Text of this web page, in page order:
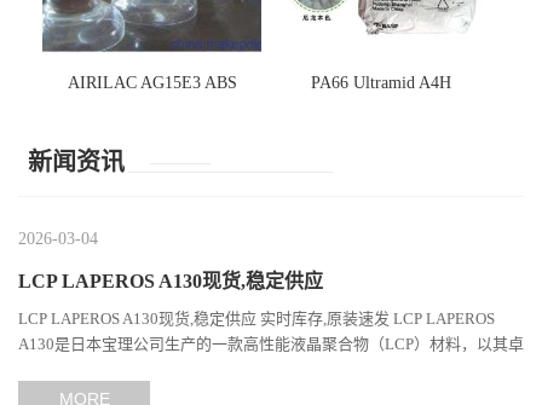
AIRILAC AG15E3 ABS PA66 Ultramid A4H
新闻资讯
2026-03-04
LCP LAPEROS A130现货,稳定供应
LCP LAPEROS A130现货,稳定供应 实时库存,原装速发 LCP LAPEROS
A130是日本宝理公司生产的一款高性能液晶聚合物（LCP）材料，以其卓
MORE